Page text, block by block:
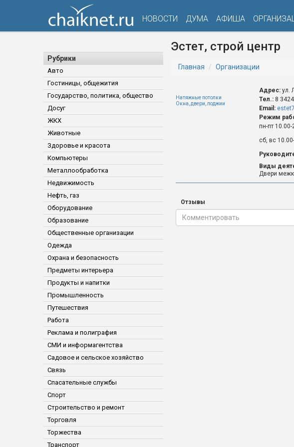
НОВОСТИ ДУМА АФИША
Рубрики
Авто
Гостиницы, общежития
Государство, политика, общество
Досуг
ЖКХ
Животные
Здоровье и красота
Компьютеры
Металлообработка
Недвижимость
Нефть, газ
Оборудование
Образование
Общественные организации
Одежда
Охрана и безопасность
Предметы интерьера
Продукты и напитки
Промышленность
Путешествия
Работа
Реклама и полиграфия
СМИ и информагентства
Садовое и сельское хозяйство
Связь
Спасательные службы
Спорт
Строительство и ремонт
Торговля
Торжества
Транспорт
Эстет, строй центр
Главная Организации
Натяжные потолки
Окна, двери, лоджии
Адрес: ул.
Тел.: 8
Email:
Режим
пн-пт 10.00-
сб, вс
Виды
Двери
Отзывы